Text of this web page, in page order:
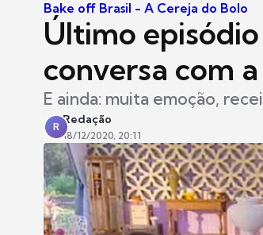
Bake off Brasil - A Cereja do Bolo
Último
conversa com
E ainda: muita emoção,
R
Redação
18/12/2020, 20:11